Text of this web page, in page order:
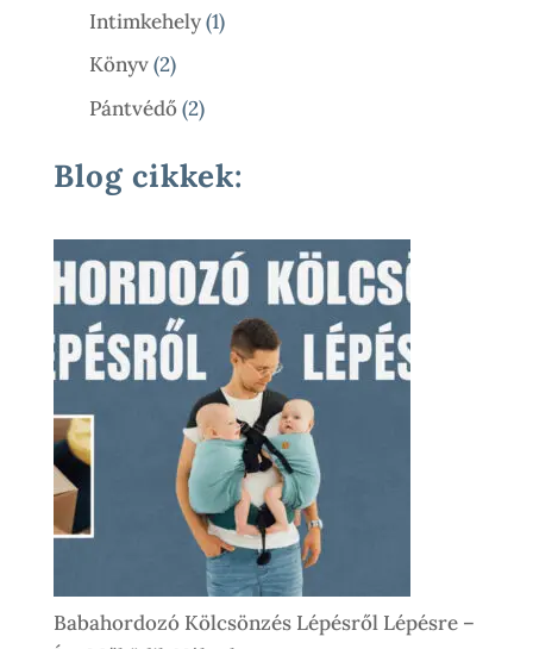
Intimkehely 11
Könyv 22
Termék
Pántvédő 22
Blog cikkek:
Babahordozó Kölcsönzés Lépésről Lépésre –